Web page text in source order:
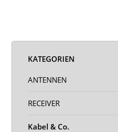
KATEGORIEN
ANTENNEN
RECEIVER
Kabel & Co.